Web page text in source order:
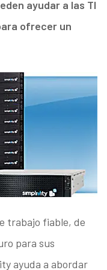
ayudar a las TI
ofrecer un
trabajo fiable, de
para sus
ayuda a abordar